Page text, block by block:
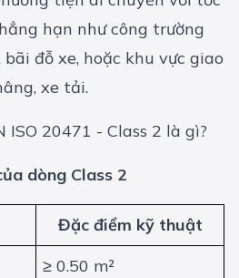
hạn như công trường
đỗ xe, hoặc khu vực giao
xe tải.
dòng Class 2
Đặc điểm kỹ thuật
≥ 0.50 m²